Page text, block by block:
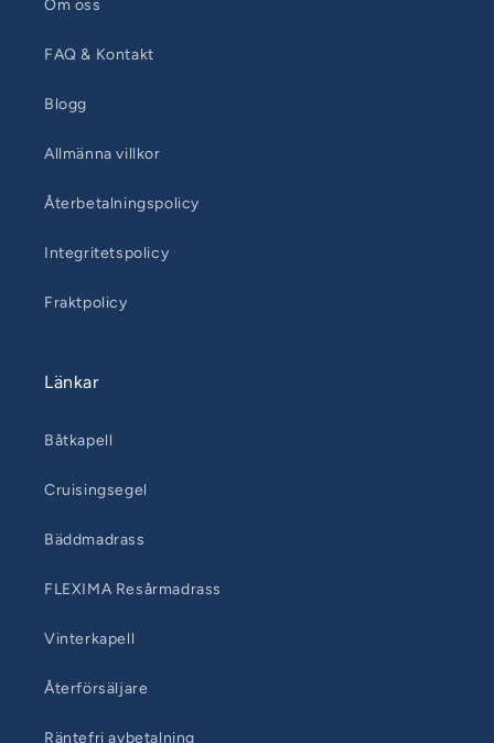
Om oss
FAQ & Kontakt
Blogg
Allmänna villkor
Återbetalningspolicy
Integritetspolicy
Fraktpolicy
Länkar
Båtkapell
Cruisingsegel
Bäddmadrass
FLEXIMA Resårmadrass
Vinterkapell
Återförsäljare
Räntefri avbetalning